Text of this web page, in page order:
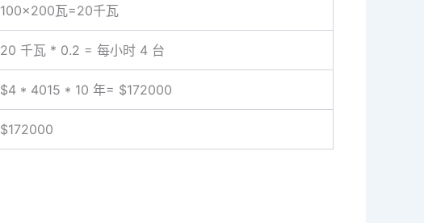
100×200瓦=20千瓦
20 千瓦 * 0.2 = 每小时 4 台
$4 * 4015 * 10 年= $172000
$172000